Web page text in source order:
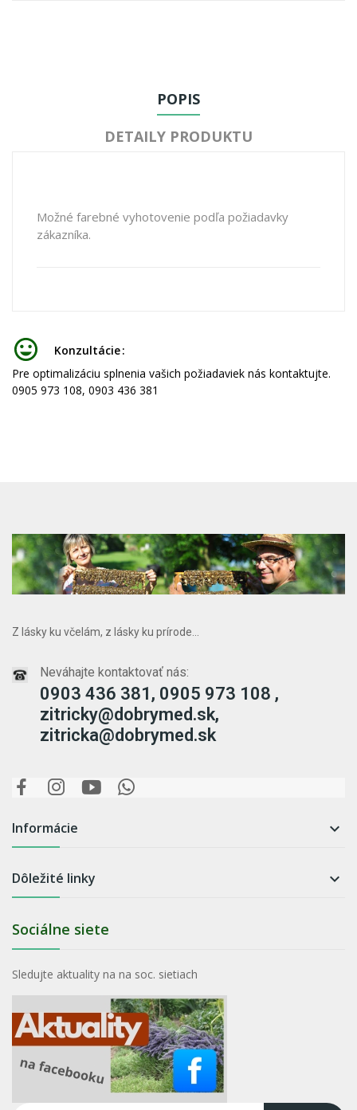
POPIS
DETAILY PRODUKTU
Možné farebné vyhotovenie podľa požiadavky
zákazníka.
Konzultácie
Pre optimalizáciu splnenia vašich požiadaviek nás kontaktujte.
0905 973 108, 0903 436 381
Z lásky ku včelám, z lásky ku prírode...
Neváhajte kontaktovať nás:
0903 436 381, 0905 973 108 ,
zitricky@dobrymed.sk,
zitricka@dobrymed.sk
Informácie 
Dôležité linky 
Sociálne siete
Sledujte aktuality na na soc. sietiach